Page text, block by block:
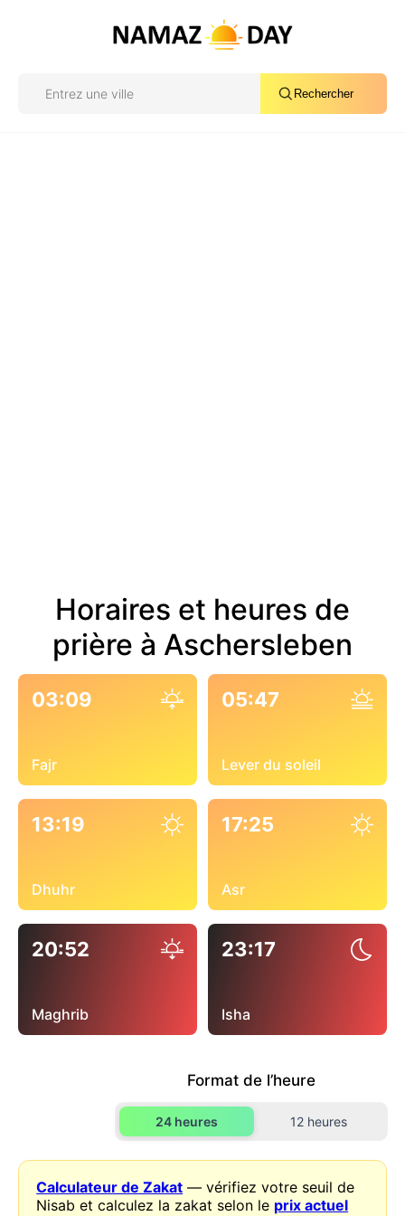
Rechercher
Horaires et heures de
prière à Aschersleben
03:09
Fajr
05:47
Lever du soleil
13:19
Dhuhr
17:25
Asr
20:52
Maghrib
23:17
Isha
Format de l’heure
24 heures 12 heures
Calculateur de Zakat — vérifiez votre seuil de
Nisab et calculez la zakat selon le prix actuel